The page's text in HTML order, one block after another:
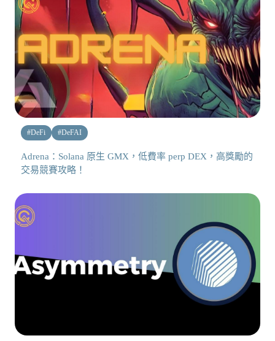
#DeFi #DeFAI
Adrena：Solana 原生 GMX，低費率 perp DEX，高獎勵的
交易競賽攻略！